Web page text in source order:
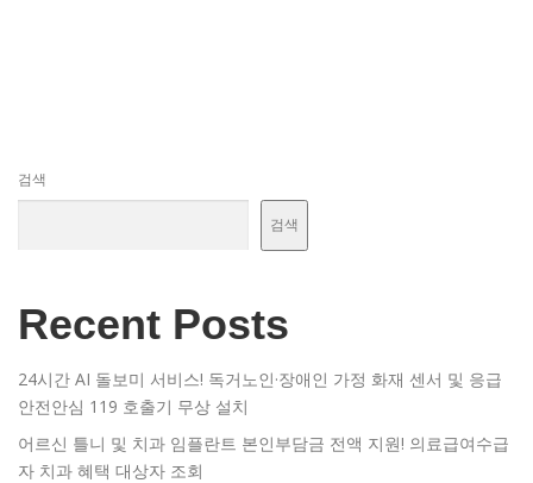
검색
검색
Recent Posts
24시간 AI 돌보미 서비스! 독거노인·장애인 가정 화재 센서 및 응급
안전안심 119 호출기 무상 설치
어르신 틀니 및 치과 임플란트 본인부담금 전액 지원! 의료급여수급
자 치과 혜택 대상자 조회